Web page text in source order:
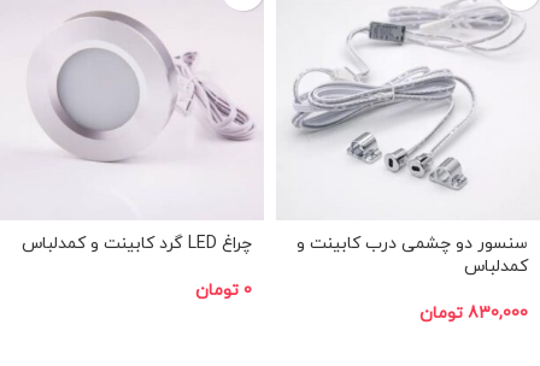
سنسور دو چشمی درب کابینت و
کمدلباس
830,000 تومان
چراغ LED گرد کابینت و کمدلباس
0 تومان